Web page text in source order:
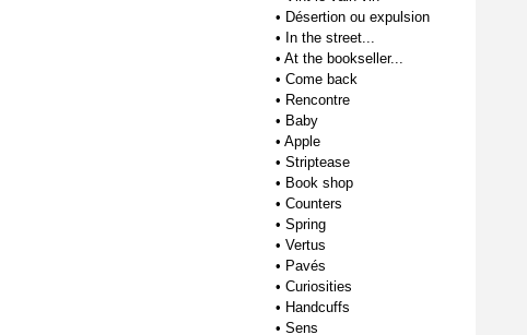
• Désertion ou expulsion
• In the street...
• At the bookseller...
• Come back
• Rencontre
• Baby
• Apple
• Striptease
• Book shop
• Counters
• Spring
• Vertus
• Pavés
• Curiosities
• Handcuffs
• Sens